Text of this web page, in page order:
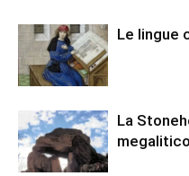
Le lingue
La